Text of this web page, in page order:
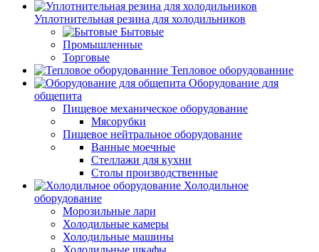
Уплотнительная резина для холодильников
Бытовые
Промышленные
Торговые
Тепловое оборудованние
Оборудование для
общепита
Пищевое механическое оборудование
Мясорубки
Пищевое нейтральное оборудование
Ванные моечные
Стеллажи для кухни
Столы производственные
Холодильное
оборудование
Морозильные лари
Холодильные камеры
Холодильные машины
Холодильные шкафы